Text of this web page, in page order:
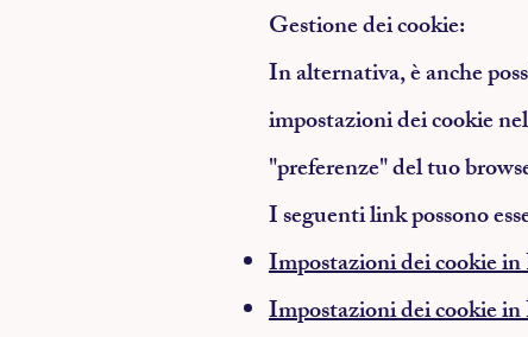
Gestione dei cookie:
In alternativa, è anche
impostazioni dei cookie
"preferenze" del tuo
I seguenti link possono
Impostazioni dei cookie
Impostazioni dei cookie